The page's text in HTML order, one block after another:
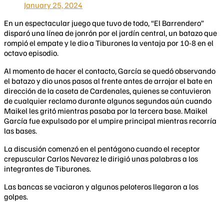
January 25, 2024
En un espectacular juego que tuvo de todo, “El Barrendero”
disparó una línea de jonrón por el jardín central, un batazo que
rompió el empate y le dio a Tiburones la ventaja por 10-8 en el
octavo episodio.
Al momento de hacer el contacto, García se quedó observando
el batazo y dio unos pasos al frente antes de arrojar el bate en
dirección de la caseta de Cardenales, quienes se contuvieron
de cualquier reclamo durante algunos segundos aún cuando
Maikel les gritó mientras pasaba por la tercera base. Maikel
García fue expulsado por el umpire principal mientras recorría
las bases.
La discusión comenzó en el pentágono cuando el receptor
crepuscular Carlos Nevarez le dirigió unas palabras a los
integrantes de Tiburones.
Las bancas se vaciaron y algunos peloteros llegaron a los
golpes.